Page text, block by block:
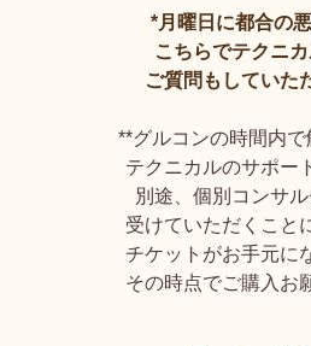
*月曜日に都合の悪
こちらでテクニ
ご質問もしていた
**グルコンの時間内
テクニカルのサポー
別途、個別コンサ
受けていただくこと
チケットがお手元に
その時点でご購入お